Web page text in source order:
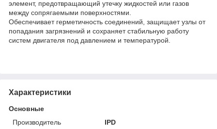
элемент, предотвращающий утечку жидкостей или газов
между сопрягаемыми поверхностями.
Обеспечивает герметичность соединений, защищает узлы от
попадания загрязнений и сохраняет стабильную работу
систем двигателя под давлением и температурой.
Характеристики
Основные
Производитель
IPD